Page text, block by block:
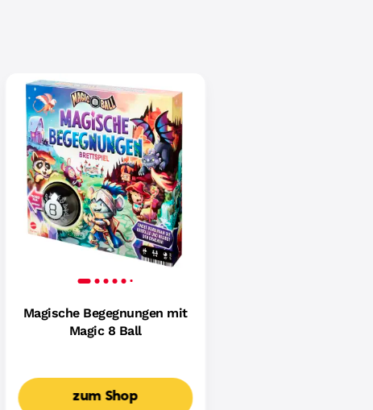
Magische Begegnungen mit
Magic 8 Ball
zum Shop